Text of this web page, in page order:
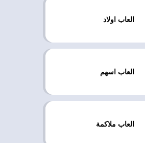
العاب اولاد
العاب اسهم
العاب ملاكمة